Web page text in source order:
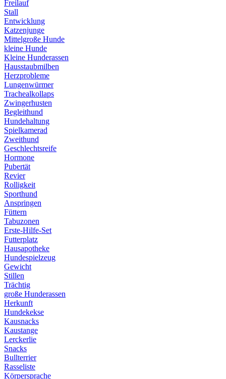
Freilauf
Stall
Entwicklung
Katzenjunge
Mittelgroße Hunde
kleine Hunde
Kleine Hunderassen
Hausstaubmilben
Herzprobleme
Lungenwürmer
Trachealkollaps
Zwingerhusten
Begleithund
Hundehaltung
Spielkamerad
Zweithund
Geschlechtsreife
Hormone
Pubertät
Revier
Rolligkeit
Sporthund
Anspringen
Füttern
Tabuzonen
Erste-Hilfe-Set
Futterplatz
Hausapotheke
Hundespielzeug
Gewicht
Stillen
Trächtig
große Hunderassen
Herkunft
Hundekekse
Kausnacks
Kaustange
Lerckerlie
Snacks
Bullterrier
Rasseliste
Körpersprache